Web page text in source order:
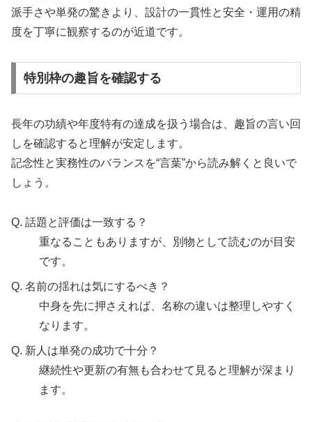
派手さや単発の驚きより、設計の一貫性と安全・運用の精
度を丁寧に観察するのが近道です。
特別枠の趣旨を確認する
長年の功績や年度特有の達成を扱う場合は、趣旨の言い回
しを確認すると理解が安定します。
記念性と実務性のバランスを“言葉”から読み解くと良いで
しょう。
Q. 話題と評価は一致する？
重なることもありますが、別物として読むのが目安
です。
Q. 名前の揺れは気にするべき？
中身を先に押さえれば、名称の違いは整理しやすく
なります。
Q. 新人は単発の成功で十分？
継続性や更新の有無も合わせて見ると理解が深まり
ます。